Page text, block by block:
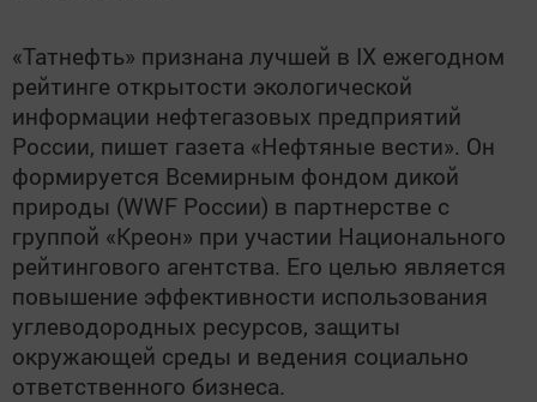
«Татнефть» признана лучшей в IX ежегодном
рейтинге открытости экологической
информации нефтегазовых предприятий
России, пишет газета «Нефтяные вести». Он
формируется Всемирным фондом дикой
природы (WWF России) в партнерстве с
группой «Креон» при участии Национального
рейтингового агентства. Его целью является
повышение эффективности использования
углеводородных ресурсов, защиты
окружающей среды и ведения социально
ответственного бизнеса.